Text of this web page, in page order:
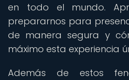
en todo el mundo.
prepararnos para
de manera segura y
máximo esta experiencia
Además de estos